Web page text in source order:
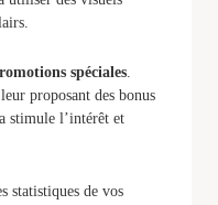
spéciales.
proposant des bonus
stimule l’intérêt et
statistiques de vos